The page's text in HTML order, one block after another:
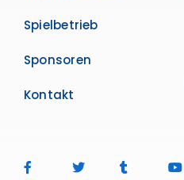
Spielbetrieb
Sponsoren
Kontakt